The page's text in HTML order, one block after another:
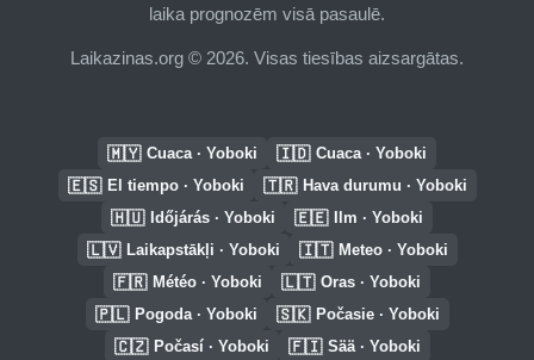
laika prognozēm visā pasaulē.
Laikazinas.org © 2026. Visas tiesības aizsargātas.
🇲🇾 Cuaca · Yoboki 🇮🇩 Cuaca · Yoboki
🇪🇸 El tiempo · Yoboki 🇹🇷 Hava durumu · Yoboki
🇭🇺 Időjárás · Yoboki 🇪🇪 Ilm · Yoboki
🇱🇻 Laikapstākļi · Yoboki 🇮🇹 Meteo · Yoboki
🇫🇷 Météo · Yoboki 🇱🇹 Oras · Yoboki
🇵🇱 Pogoda · Yoboki 🇸🇰 Počasie · Yoboki
🇨🇿 Počasí · Yoboki 🇫🇮 Sää · Yoboki